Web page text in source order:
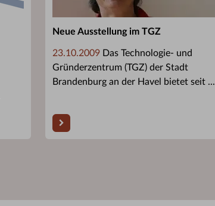
Neue Ausstellung im TGZ
23.10.2009 Das Technologie- und
Gründerzentrum (TGZ) der Stadt
Brandenburg an der Havel bietet seit ...